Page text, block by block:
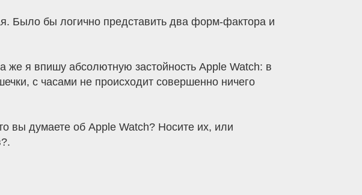
Было бы логично представить два форм-фактора и
я впишу абсолютную застойность Apple Watch: в
с часами не происходит совершенно ничего
вы думаете об Apple Watch? Носите их, или